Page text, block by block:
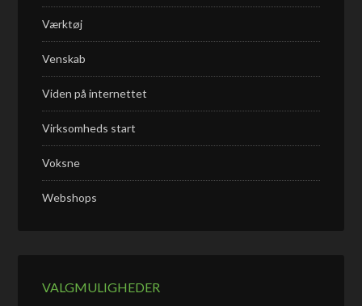
Værktøj
Venskab
Viden på internettet
Virksomheds start
Voksne
Webshops
VALGMULIGHEDER